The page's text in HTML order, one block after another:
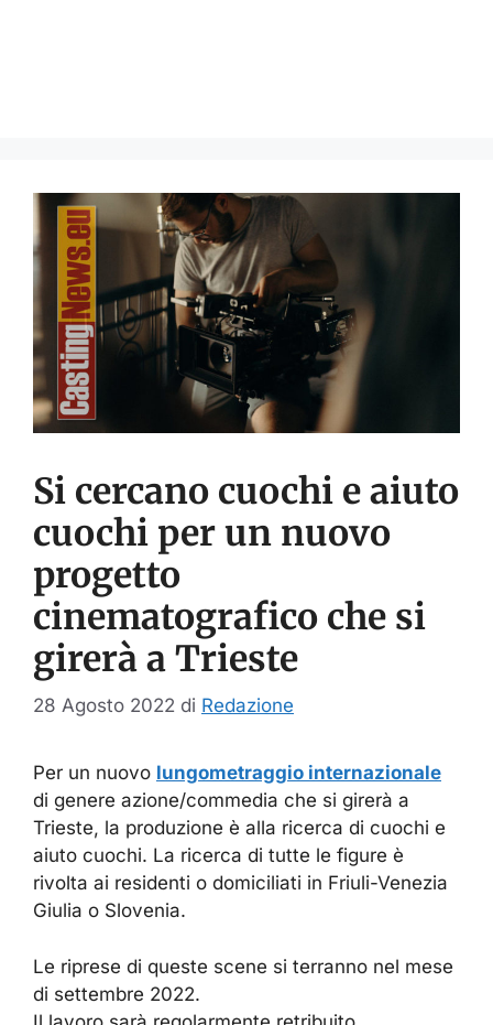
Si cercano cuochi e aiuto
cuochi per un nuovo
progetto
cinematografico che si
girerà a Trieste
28 Agosto 2022 di Redazione
Per un nuovo lungometraggio internazionale
di genere azione/commedia che si girerà a
Trieste, la produzione è alla ricerca di cuochi e
aiuto cuochi. La ricerca di tutte le figure è
rivolta ai residenti o domiciliati in Friuli-Venezia
Giulia o Slovenia.
Le riprese di queste scene si terranno nel mese
di settembre 2022.